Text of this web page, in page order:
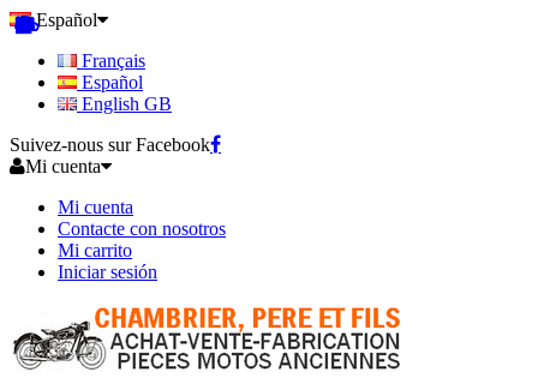
Español
Français
Español
English GB
Suivez-nous sur Facebook
Mi cuenta
Mi cuenta
Contacte con nosotros
Mi carrito
Iniciar sesión